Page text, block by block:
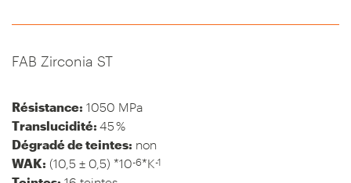
FAB Zirconia ST
Résistance: 1050 MPa
Translucidité: 45 %
Dégradé de teintes: non
WAK: (10,5 ± 0,5) *10-6*K-1